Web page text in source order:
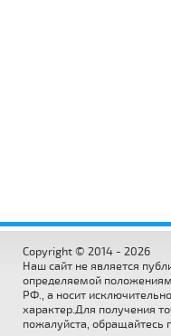
Copyright © 2014 - 2026
Наш сайт не является
определяемой
РФ., а носит
характер.Для получения
пожалуйста,